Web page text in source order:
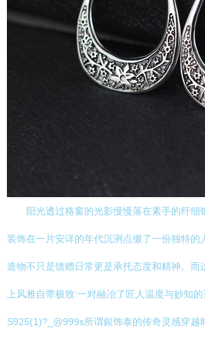
阳光透过格窗的光影慢慢落在素手的纤细
装饰在一片安详的年代沉洌点缀了一份独特的
造物不只是馈赠日常更是承托态度和精神。而
上风雅自带极致:一对融冶了匠人温度与妙知
S925(1)?_@999s所谓銀饰泰的传奇灵感穿越